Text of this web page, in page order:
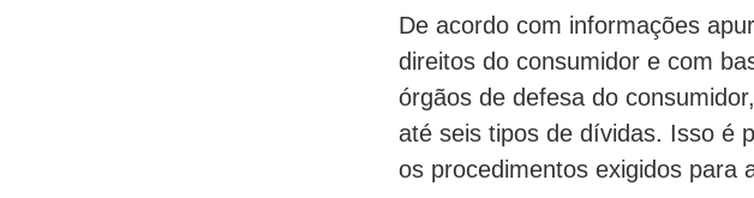
De acordo com informações
direitos do consumidor e com
órgãos de defesa do
até seis tipos de dívidas. Isso é
os procedimentos exigidos para